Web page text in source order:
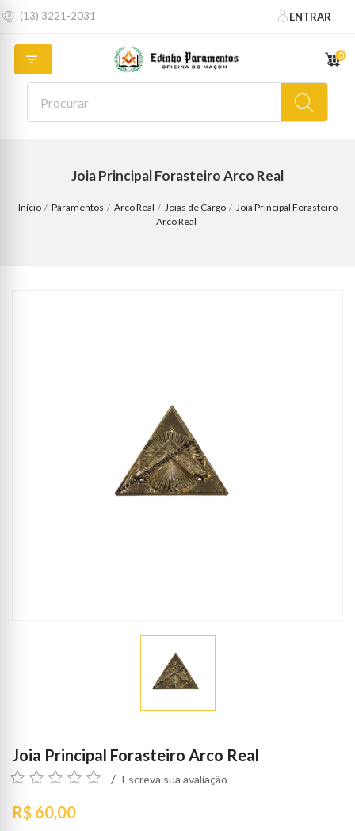
(13) 3221-2031 ENTRAR
 0
Joia Principal Forasteiro Arco Real
Início Paramentos Arco Real Joias de Cargo
Joia Principal Forasteiro
Arco Real
Joia Principal Forasteiro Arco Real
Escreva sua avaliação
R$ 60,00